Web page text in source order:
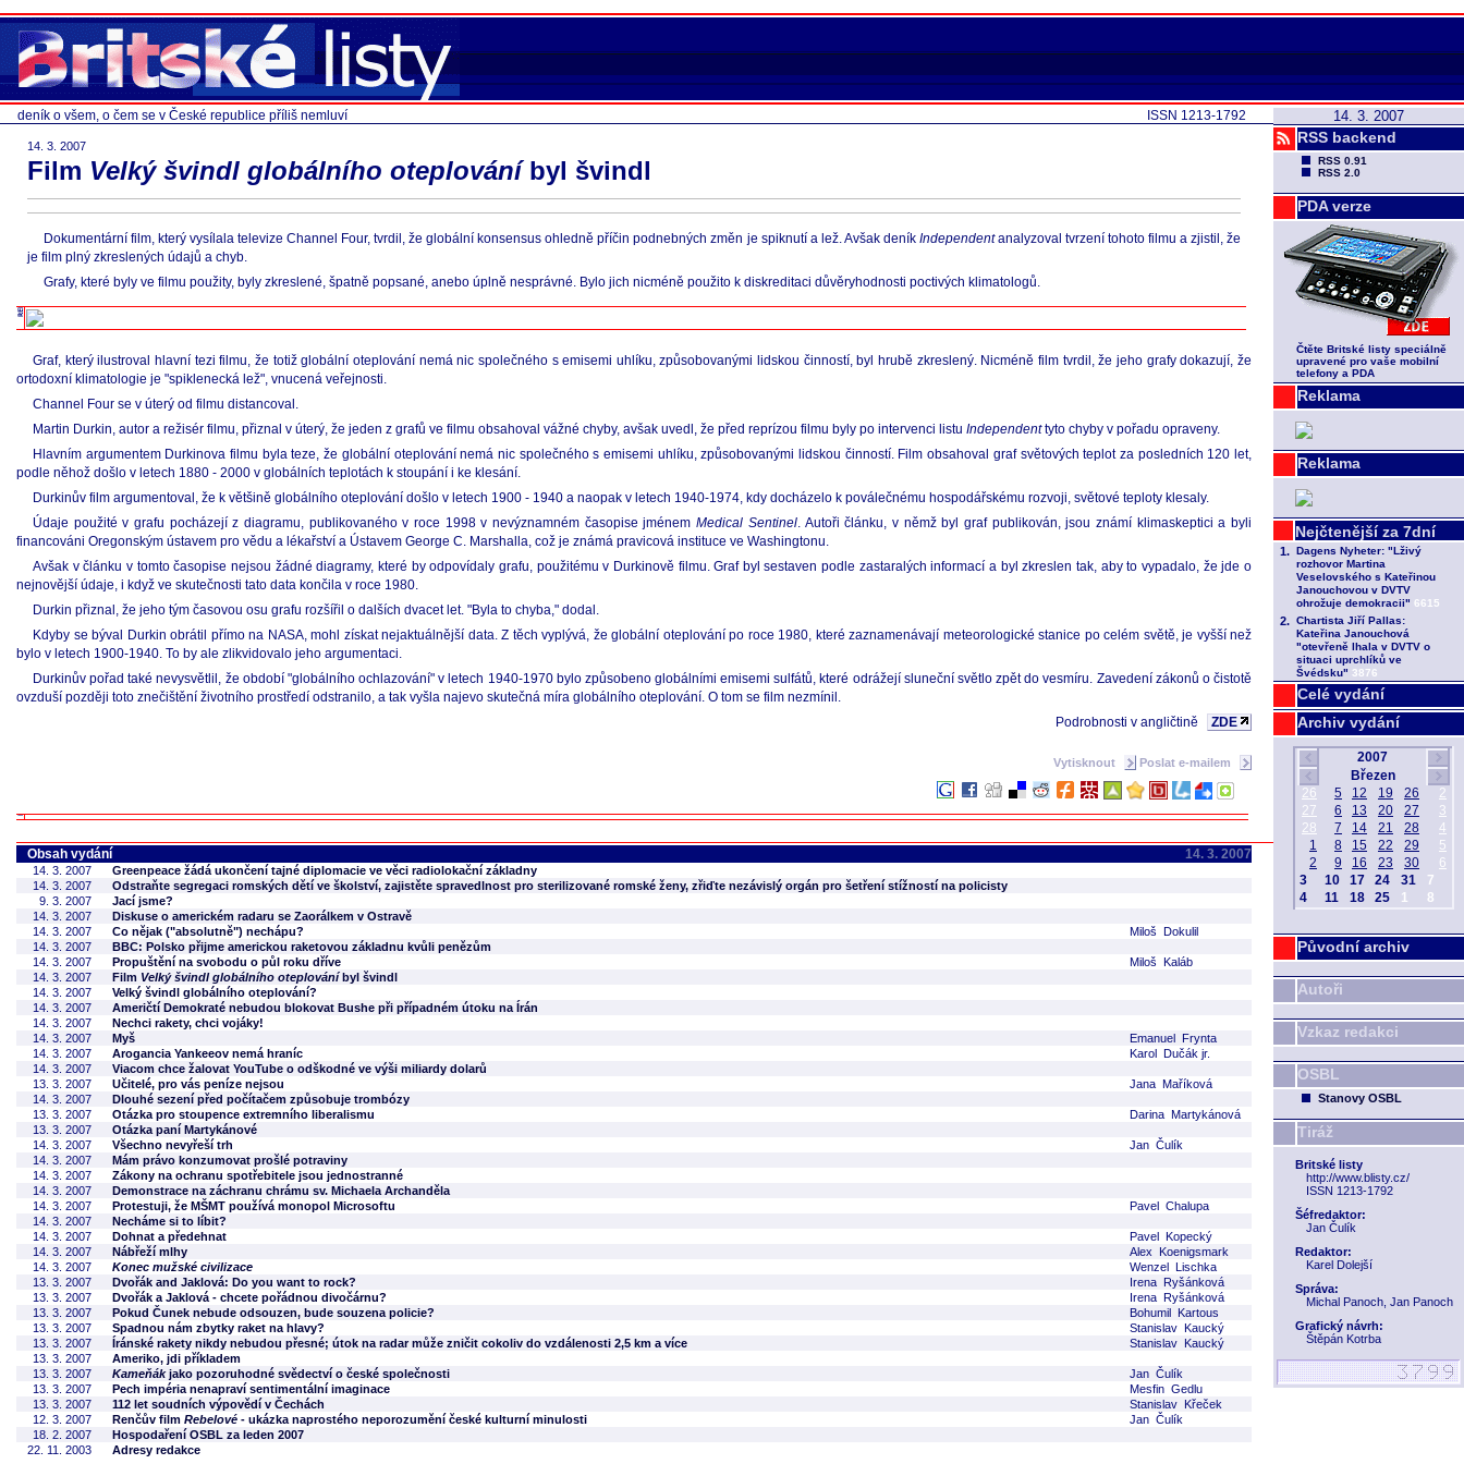
14. 3. 2007
RSS backend
RSS 0.91
RSS 2.0
PDA verze
Čtěte Britské listy speciálně
upravené pro vaše mobilní
telefony a PDA
Reklama
Reklama
Celé vydání
Archiv vydání
Původní archiv
Autoři
Vzkaz redakci
OSBL
Stanovy OSBL
Tiráž
Britské listy
http://www.blisty.cz/
ISSN 1213-1792
Šéfredaktor:
Jan Čulík
Redaktor:
Karel Dolejší
Správa:
Michal Panoch, Jan Panoch
Grafický návrh:
Štěpán Kotrba
ISSN 1213-1792
deník o všem, o čem se v České republice příliš nemluví
14. 3. 2007
Film Velký švindl globálního oteplováníbyl švindl
Dokumentární film, který vysílala televize Channel Four, tvrdil, že globální konsensus ohledně příčin podnebných změn je spiknutí a lež. Avšak deník Independentanalyzoval tvrzení tohoto filmu a zjistil, že
je film plný zkreslených údajů a chyb.
Grafy, které byly ve filmu použity, byly zkreslené, špatně popsané, anebo úplně nesprávné. Bylo jich nicméně použito k diskreditaci důvěryhodnosti poctivých klimatologů.
Graf, který ilustroval hlavní tezi filmu, že totiž globální oteplování nemá nic společného s emisemi uhlíku, způsobovanými lidskou činností, byl hrubě zkreslený. Nicméně film tvrdil, že jeho grafy dokazují, že
ortodoxní klimatologie je "spiklenecká lež", vnucená veřejnosti.
Channel Four se v úterý od filmu distancoval.
Martin Durkin, autor a režisér filmu, přiznal v úterý, že jeden z grafů ve filmu obsahoval vážné chyby, avšak uvedl, že před reprízou filmu byly po intervenci listu Independenttyto chyby v pořadu opraveny.
Hlavním argumentem Durkinova filmu byla teze, že globální oteplování nemá nic společného s emisemi uhlíku, způsobovanými lidskou činností. Film obsahoval graf světových teplot za posledních 120 let,
podle něhož došlo v letech 1880 - 2000 v globálních teplotách k stoupání i ke klesání.
Durkinův film argumentoval, že k většině globálního oteplování došlo v letech 1900 - 1940 a naopak v letech 1940-1974, kdy docházelo k poválečnému hospodářskému rozvoji, světové teploty klesaly.
Údaje použité v grafu pocházejí z diagramu, publikovaného v roce 1998 v nevýznamném časopise jménemMedical Sentinel. Autoři článku, v němž byl graf publikován, jsou známí klimaskeptici a byli
financováni Oregonským ústavem pro vědu a lékařství a Ústavem George C. Marshalla, což je známá pravicová instituce ve Washingtonu.
Avšak v článku v tomto časopise nejsou žádné diagramy, které by odpovídaly grafu, použitému v Durkinově filmu. Graf byl sestaven podle zastaralých informací a byl zkreslen tak, aby to vypadalo, že jde o
nejnovější údaje, i když ve skutečnosti tato data končila v roce 1980.
Durkin přiznal, že jeho tým časovou osu grafu rozšířil o dalších dvacet let. "Byla to chyba," dodal.
Kdyby se býval Durkin obrátil přímo na NASA, mohl získat nejaktuálnější data. Z těch vyplývá, že globální oteplování po roce 1980, které zaznamenávají meteorologické stanice po celém světě, je vyšší než
bylo v letech 1900-1940. To by ale zlikvidovalo jeho argumentaci.
Durkinův pořad také nevysvětlil, že období "globálního ochlazování" v letech 1940-1970 bylo způsobeno globálními emisemi sulfátů, které odrážejí sluneční světlo zpět do vesmíru. Zavedení zákonů o čistotě
ovzduší později toto znečištění životního prostředí odstranilo, a tak vyšla najevo skutečná míra globálního oteplování. O tom se film nezmínil.
Podrobnosti v angličtině
ZDE
Vytisknout Poslat e-mailem
Obsah vydání 14. 3. 2007
14. 3. 2007
Greenpeace žádá ukončení tajné diplomacie ve věci radiolokační základny
14. 3. 2007
Odstraňte segregaci romských dětí ve školství, zajistěte spravedlnost pro sterilizované romské ženy, zřiďte nezávislý orgán pro šetření stížností na policisty
9. 3. 2007
Jací jsme?
14. 3. 2007
Diskuse o americkém radaru se Zaorálkem v Ostravě
14. 3. 2007
Co nějak ("absolutně") nechápu?
Miloš Dokulil
14. 3. 2007
BBC: Polsko přijme americkou raketovou základnu kvůli penězům
14. 3. 2007
Propuštění na svobodu o půl roku dříve
Miloš Kaláb
14. 3. 2007
Film Velký švindl globálního oteplováníbyl švindl
14. 3. 2007
Velký švindl globálního oteplování?
14. 3. 2007
Američtí Demokraté nebudou blokovat Bushe při případném útoku na Írán
14. 3. 2007
Nechci rakety, chci vojáky!
14. 3. 2007
Myš
Emanuel Frynta
14. 3. 2007
Arogancia Yankeeov nemá hraníc
Karol Dučák jr.
14. 3. 2007
Viacom chce žalovat YouTube o odškodné ve výši miliardy dolarů
13. 3. 2007
Učitelé, pro vás peníze nejsou
Jana Maříková
14. 3. 2007
Dlouhé sezení před počítačem způsobuje trombózy
13. 3. 2007
Otázka pro stoupence extremního liberalismu
Darina Martykánová
13. 3. 2007
Otázka paní Martykánové
14. 3. 2007
Všechno nevyřeší trh
Jan Čulík
14. 3. 2007
Mám právo konzumovat prošlé potraviny
14. 3. 2007
Zákony na ochranu spotřebitele jsou jednostranné
14. 3. 2007
Demonstrace na záchranu chrámu sv. Michaela Archanděla
14. 3. 2007
Protestuji, že MŠMT používá monopol Microsoftu
Pavel Chalupa
14. 3. 2007
Necháme si to líbit?
14. 3. 2007
Dohnat a předehnat
Pavel Kopecký
14. 3. 2007
Nábřeží mlhy
Alex Koenigsmark
14. 3. 2007
Konec mužské civilizace
Wenzel Lischka
13. 3. 2007
Dvořák and Jaklová: Do you want to rock?
Irena Ryšánková
13. 3. 2007
Dvořák a Jaklová - chcete pořádnou divočárnu?
Irena Ryšánková
13. 3. 2007
Pokud Čunek nebude odsouzen, bude souzena policie?
Bohumil Kartous
13. 3. 2007
Spadnou nám zbytky raket na hlavy?
Stanislav Kaucký
13. 3. 2007
Íránské rakety nikdy nebudou přesné; útok na radar může zničit cokoliv do vzdálenosti 2,5 km a více
Stanislav Kaucký
13. 3. 2007
Ameriko, jdi příkladem
13. 3. 2007
Kameňákjako pozoruhodné svědectví o české společnosti
Jan Čulík
13. 3. 2007
Pech impéria nenapraví sentimentální imaginace
Mesfin Gedlu
13. 3. 2007
112 let soudních výpovědí v Čechách
Stanislav Křeček
12. 3. 2007
Renčův film Rebelové - ukázka naprostého neporozumění české kulturní minulosti
Jan Čulík
18. 2. 2007
Hospodaření OSBL za leden 2007
22. 11. 2003
Adresy redakce